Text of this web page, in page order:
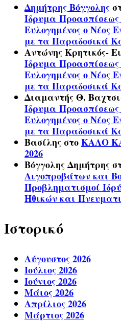
Δημήτρης Βόγγολης
Ίδρυμα
Ευλογημένος ο Νέος
με τα Παραδοσικά
Αντώνης Κρητικός-
Ίδρυμα
Ευλογημένος ο Νέος
με τα Παραδοσικά
Διαμαντής Θ.
Ίδρυμα
Ευλογημένος ο Νέος
με τα Παραδοσικά
ΒασίληςστοΚΑΛΟ
2026
Βόγγολης Δημήτρης
Αιγοπροβάτων και
Προβληματισμοί
Ηθικών και
Ιστορικό
Αύγουστος 2026
Ιούλιος 2026
Ιούνιος 2026
Μάιος 2026
Απρίλιος 2026
Μάρτιος 2026